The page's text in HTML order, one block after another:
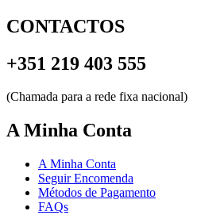
CONTACTOS
+351 219 403 555
(Chamada para a rede fixa nacional)
A Minha Conta
A Minha Conta
Seguir Encomenda
Métodos de Pagamento
FAQs